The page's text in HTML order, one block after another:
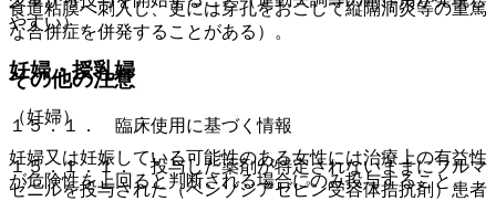
食道粘膜へ刺入し、更には穿孔をおこして縦隔洞炎等の重篤
な合併症を併発することがある）。
その他の注意
１５．１． 臨床使用に基づく情報
１５．１．１． 投与した薬剤が特定されないままにフルマ
ゼニルを投与された（ベンゾジアゼピン受容体拮抗剤）患者
やすい）。
妊婦・授乳婦
（妊婦）
妊婦又は妊娠している可能性のある女性には治療上の有益性
が危険性を上回ると判断される場合にのみ投与すること。